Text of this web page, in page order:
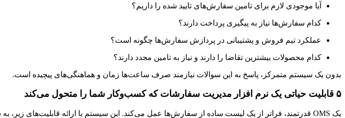
آیا موجودی لازم برای تامین سفارش‌های تایید شده را داریم؟
کدام سفارش‌ها نیاز به پیگیری پرداخت دارند؟
عملکرد تیم فروش و پشتیبانی در پردازش سفارش‌ها چگونه است؟
کدام محصولات بیشترین تقاضا را دارند و نیاز به تامین مجدد دارند؟
بدون یک سیستم متمرکز، پاسخ به این سوالات نیازمند صرف ساعت‌ها زمان و هماهنگی‌های پیچیده است.
۵ قابلیت حیاتی یک نرم افزار مدیریت سفارشات که کسب‌وکار شما را متحول می‌کند
یک OMS قدرتمند، فراتر از یک لیست ساده از سفارش‌ها عمل می‌کند. این سیستم با ارائه قابلیت‌های زیر، به شما کنترل بی‌سابقه‌ای بر فرآیندهای خود می‌دهد: